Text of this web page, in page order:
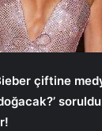
çiftine